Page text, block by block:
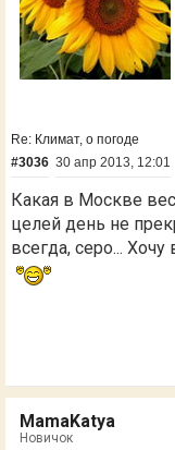
Re: Климат, о погоде
#3036 30 апр 2013, 12:01
Какая в Москве
целей день не
всегда, серо...
MamaKatya
Новичок